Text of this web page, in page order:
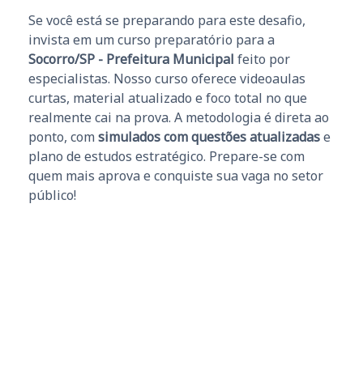
Se você está se preparando para este desafio,
invista em um curso preparatório para a
Socorro/SP - Prefeitura Municipal feito por
especialistas. Nosso curso oferece videoaulas
curtas, material atualizado e foco total no que
realmente cai na prova. A metodologia é direta ao
ponto, com simulados com questões atualizadase
plano de estudos estratégico. Prepare-se com
quem mais aprova e conquiste sua vaga no setor
público!